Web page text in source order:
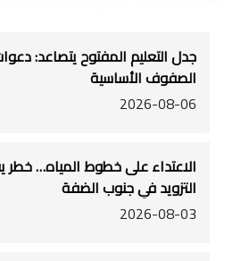
جدل التعليم المفتوح يتصاعد:
الصفوف الأساسية
2026-08-06
الاعتداء على خطوط المياه…
التزويد في جنوب الضفة
2026-08-03